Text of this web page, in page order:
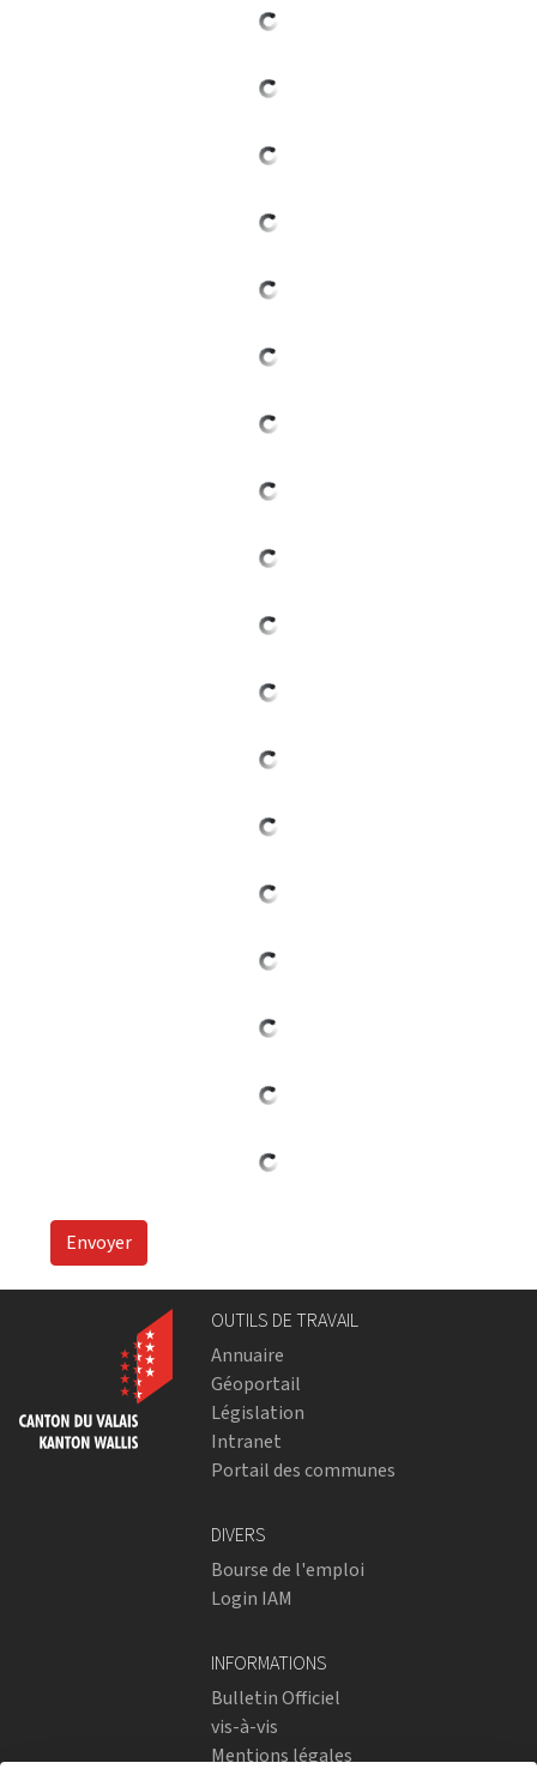
Envoyer
OUTILS DE TRAVAIL
Annuaire
Géoportail
Législation
Intranet
Portail des communes
DIVERS
Bourse de l'emploi
Login IAM
INFORMATIONS
Bulletin Officiel
vis-à-vis
Mentions légales